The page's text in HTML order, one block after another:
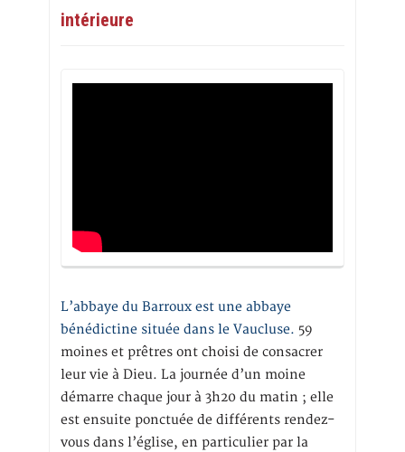
intérieure
L’abbaye du Barroux est une abbaye
bénédictine située dans le Vaucluse. 59
moines et prêtres ont choisi de consacrer
leur vie à Dieu. La journée d’un moine
démarre chaque jour à 3h20 du matin ; elle
est ensuite ponctuée de différents rendez-
vous dans l’église, en particulier par la